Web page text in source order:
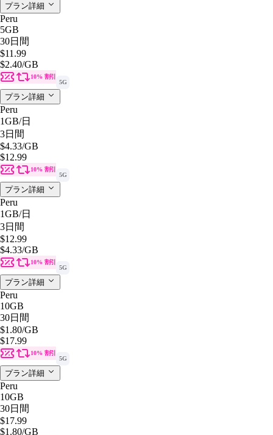
プラン詳細
Peru
5GB
30日間
$11.99
$2.40/GB
10% 割引
5G
プラン詳細
Peru
1GB/日
3日間
$4.33/GB
$12.99
10% 割引
5G
プラン詳細
Peru
1GB/日
3日間
$12.99
$4.33/GB
10% 割引
5G
プラン詳細
Peru
10GB
30日間
$1.80/GB
$17.99
10% 割引
5G
プラン詳細
Peru
10GB
30日間
$17.99
$1.80/GB